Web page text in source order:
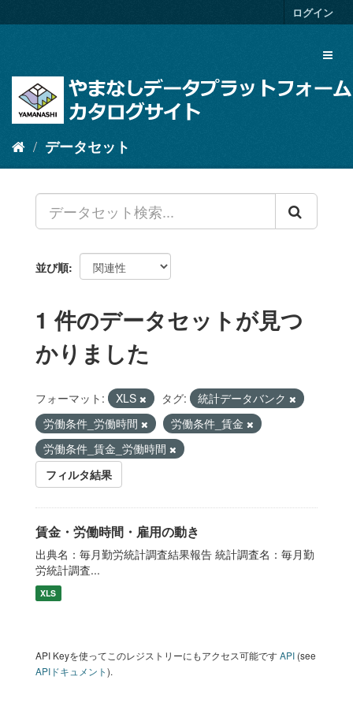
キ
ログイン
データセット
並び順
1 件のデータセットが見つ
かりました
フォーマット: XLS タグ:
統計データバンク
労働条件_労働時間
労働条件_賃金
労働条件_賃金_労働時間
フィルタ結果
賃金・労働時間・雇用の動き
出典名：毎月勤労統計調査結果報告 統計調査名：毎月勤
労統計調査...
XLS
API Keyを使ってこのレジストリーにもアクセス可能ですAPI (see
APIドキュメント).